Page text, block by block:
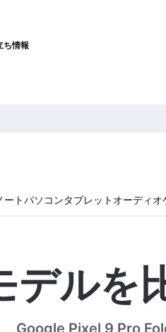
ち情報
ートパソコンタブレット オーディオ
デルを
Google Pixel 9 Pro